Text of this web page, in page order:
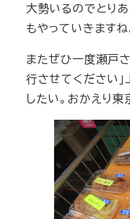
大勢いるのでとり
もやっていきますね
またぜひ一度瀬戸
行させてください
したい。おかえり東